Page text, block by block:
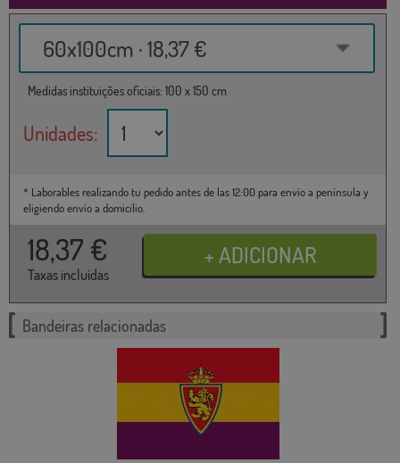
60x100cm · 18,37 €
Medidas instituições oficiais: 100 x 150 cm
Unidades:
* Laborables realizando tu pedido antes de las 12:00 para envío a península y
eligiendo envío a domicilio.
18,37 €
Taxas incluídas
Bandeiras relacionadas